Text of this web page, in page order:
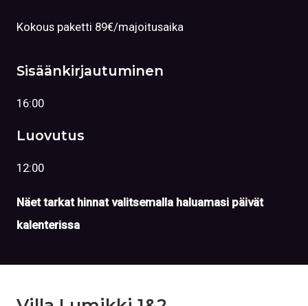
Kokous paketti 89€/majoitusaika
Sisäänkirjautuminen
16:00
Luovutus
12:00
Näet tarkat hinnat valitsemalla haluamasi päivät
kalenterissa